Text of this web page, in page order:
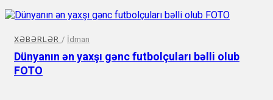
XƏBƏRLƏR / İdman
Dünyanın ən yaxşı gənc futbolçuları bəlli olub
FOTO